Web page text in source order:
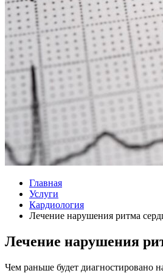
Главная
Услуги
Кардиология
Лечение нарушения ритма
Лечение нарушения
Чем раньше будет диагностировано